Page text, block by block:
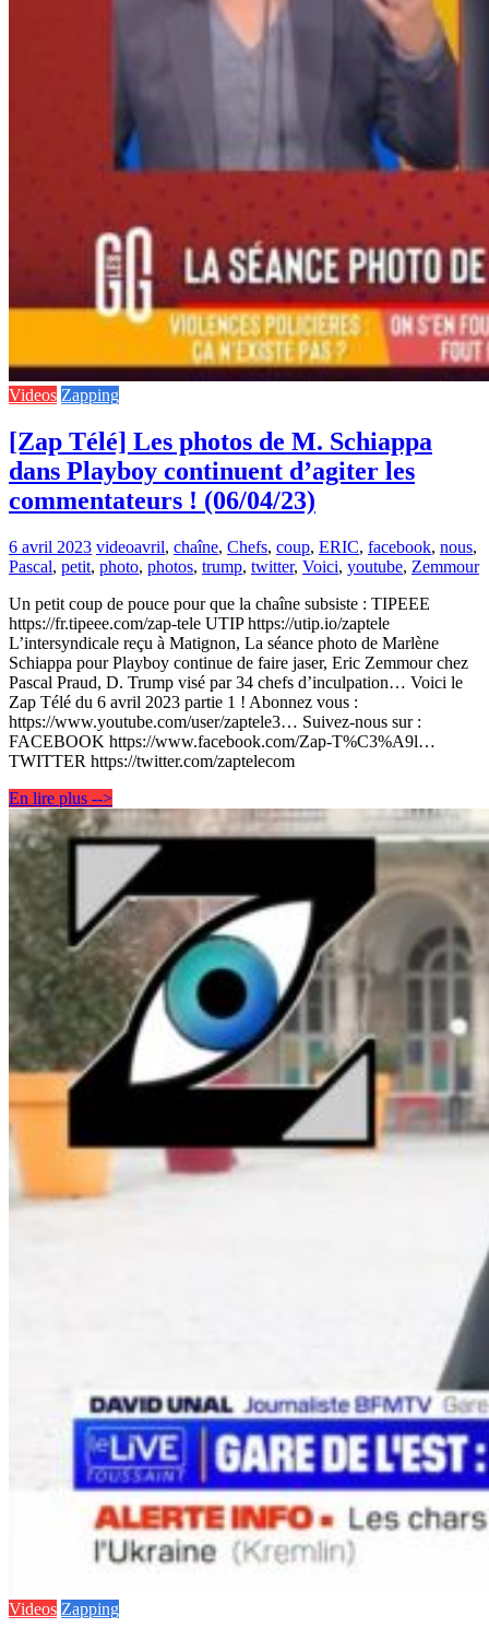
Videos Zapping
[Zap Télé] Les photos de M. Schiappa
dans Playboy continuent d’agiter les
commentateurs ! (06/04/23)
6 avril 2023 videoavril, chaîne, Chefs, coup, ERIC, facebook, nous,
Pascal, petit, photo, photos, trump, twitter, Voici, youtube, Zemmour
Un petit coup de pouce pour que la chaîne subsiste : TIPEEE
https://fr.tipeee.com/zap-tele UTIP https://utip.io/zaptele
L’intersyndicale reçu à Matignon, La séance photo de Marlène
Schiappa pour Playboy continue de faire jaser, Eric Zemmour chez
Pascal Praud, D. Trump visé par 34 chefs d’inculpation… Voici le
Zap Télé du 6 avril 2023 partie 1 ! Abonnez vous :
https://www.youtube.com/user/zaptele3… Suivez-nous sur :
FACEBOOK https://www.facebook.com/Zap-T%C3%A9l…
TWITTER https://twitter.com/zaptelecom
En lire plus -->
Videos Zapping